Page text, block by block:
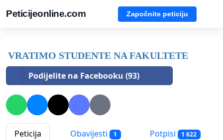
Peticijeonline.com Započnite peticiju
VRATIMO STUDENTE NA FAKULTETE
Podijelite na Facebooku (93)
Peticija Obavijesti 1 Potpisi 1 622